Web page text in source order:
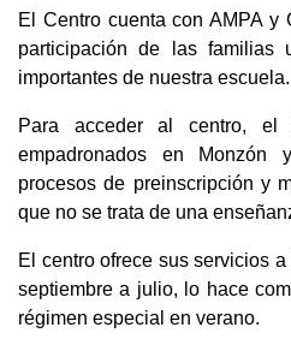
El Centro cuenta con AMPA y
participación de las familias
importantes de nuestra escuela.
Para acceder al centro, el
empadronados en Monzón
procesos de preinscripción y
que no se trata de una
El centro ofrece sus servicios
septiembre a julio, lo hace
régimen especial en verano.